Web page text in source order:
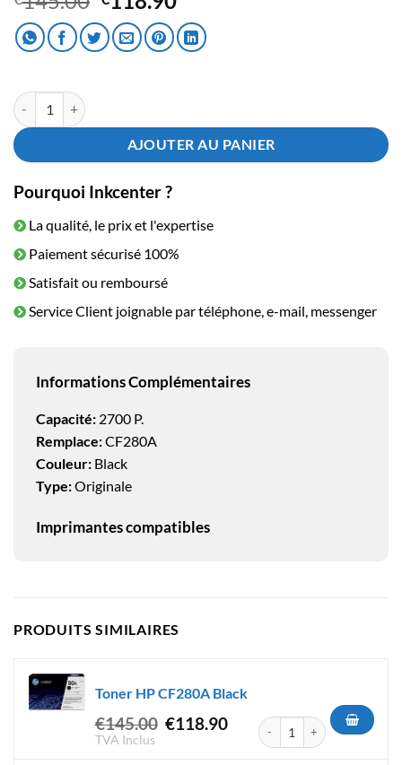
prix
initial
prix
actuel
quantité de Toner HP CF280A Black
AJOUTER AU PANIER
Pourquoi Inkcenter ?
La qualité, le prix et l'expertise
Paiement sécurisé 100%
Satisfait ou remboursé
Service Client joignable par téléphone, e-mail, messenger
Informations Complémentaires
Capacité: 2700 P.
Remplace:CF280A
Couleur: Black
Type:Originale
Imprimantes compatibles
PRODUITS SIMILAIRES
Toner HP CF280A Black
€145.00 Le
€118.90Le
TVA Inclus
quantité de Toner HP